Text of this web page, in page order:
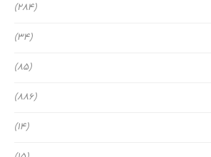
(284)
(34)
(85)
(886)
(14)